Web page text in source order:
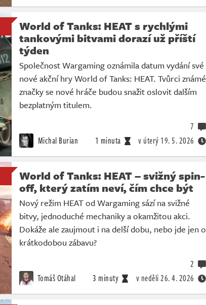
World of Tanks: HEAT s rychlými
tankovými bitvami dorazí už příští
týden
Společnost Wargaming oznámila datum vydání své
nové akční hry World of Tanks: HEAT. Tvůrci známé
značky se nové hráče budou snažit oslovit dalším
bezplatným titulem.
Michal Burian 1 minuta v úterý 19. 5. 2026
7
World of Tanks: HEAT – svižný spin-
off, který zatím neví, čím chce být
Nový režim HEAT od Wargaming sází na svižné
bitvy, jednoduché mechaniky a okamžitou akci.
Dokáže ale zaujmout i na delší dobu, nebo jde jen o
krátkodobou zábavu?
Tomáš Otáhal 3 minuty v neděli26. 4. 2026
2